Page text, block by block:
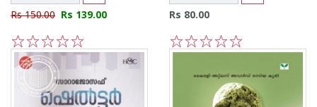
Rs 150.00 Rs 139.00
5
4
3
2
1
Rs 80.00
5
4
3
2
1